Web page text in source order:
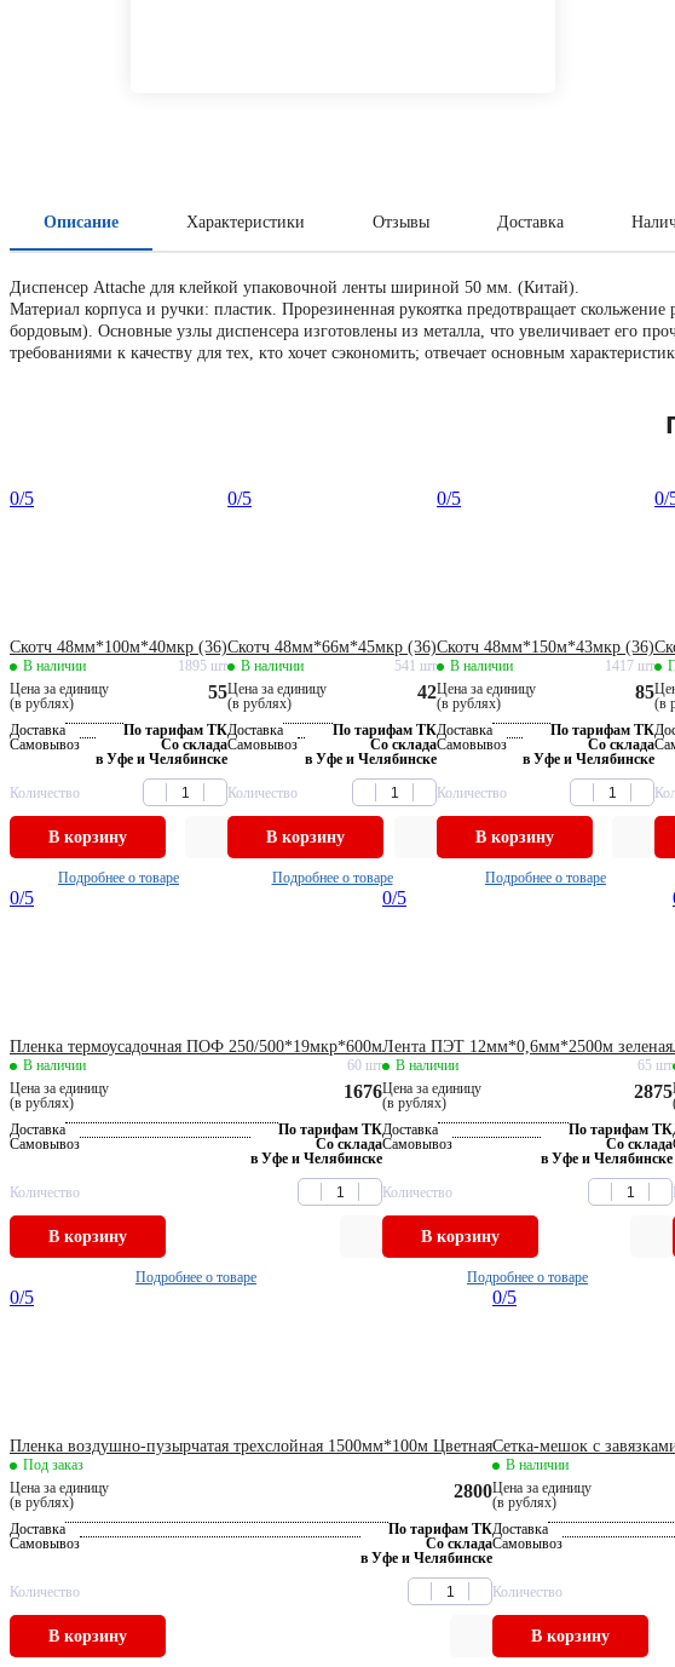
Описание Характеристики Отзывы Доставка
Диспенсер Attache для клейкой упаковочной ленты шириной 50 мм. (Китай).
Материал корпуса и ручки: пластик. Прорезиненная рукоятка предотвращает
бордовым). Основные узлы диспенсера изготовлены из металла, что увеличивает его
требованиями к качеству для тех, кто хочет сэкономить; отвечает основным
0/5
Скотч 48мм*100м*40мкр (36)
В наличии
1895 шт
Цена за единицу
(в рублях)
55
Доставка
По тарифам ТК
Самовывоз
Со склада
в Уфе и Челябинске
Количество
В корзину
Подробнее о товаре
0/5
Скотч 48мм*66м*45мкр (36)
В наличии
541 шт
Цена за единицу
(в рублях)
42
Доставка
По тарифам ТК
Самовывоз
Со склада
в Уфе и Челябинске
Количество
В корзину
Подробнее о товаре
0/5
Скотч 48мм*150м*43мкр (36)
В наличии
1417 шт
Цена за единицу
(в рублях)
85
Доставка
По тарифам ТК
Самовывоз
Со склада
в Уфе и Челябинске
Количество
В корзину
Подробнее о товаре
0/
(в
0/5
Пленка термоусадочная ПОФ 250/500*19мкр*600м
В наличии
60 шт
Цена за единицу
(в рублях)
1676
Доставка
По тарифам ТК
Самовывоз
Со склада
в Уфе и Челябинске
Количество
В корзину
Подробнее о товаре
0/5
Лента ПЭТ 12мм*0,6мм*2500м зеленая
В наличии
65 шт
Цена за единицу
(в рублях)
2875
Доставка
По тарифам ТК
Самовывоз
Со склада
в Уфе и Челябинске
Количество
В корзину
Подробнее о товаре
0/5
Пленка воздушно-пузырчатая трехслойная 1500мм*100м Цветная
Под заказ
Цена за единицу
(в рублях)
2800
Доставка
По тарифам ТК
Самовывоз
Со склада
в Уфе и Челябинске
Количество
В корзину
0/5
Сетка-мешок с
В наличии
Цена за единицу
(в рублях)
Доставка
Самовывоз
Количество
В корзину